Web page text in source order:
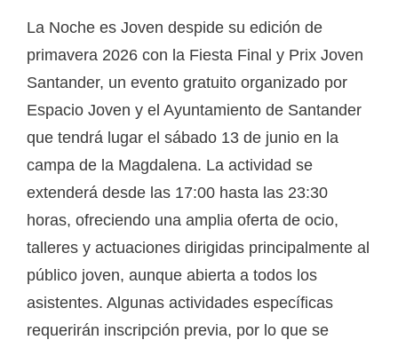
La Noche es Joven despide su edición de
primavera 2026 con la Fiesta Final y Prix Joven
Santander, un evento gratuito organizado por
Espacio Joven y el Ayuntamiento de Santander
que tendrá lugar el sábado 13 de junio en la
campa de la Magdalena. La actividad se
extenderá desde las 17:00 hasta las 23:30
horas, ofreciendo una amplia oferta de ocio,
talleres y actuaciones dirigidas principalmente al
público joven, aunque abierta a todos los
asistentes. Algunas actividades específicas
requerirán inscripción previa, por lo que se